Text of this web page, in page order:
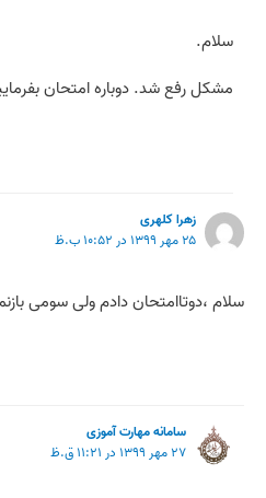
سلام.
مشکل رفع شد. دوباره امتحان
زهرا کلهری
۲۵ مهر ۱۳۹۹ در ۱۰:۵۲ ب.ظ
سلام ،دوتاامتحان دادم ولی سومی
سامانه مهارت آموزی
۲۷ مهر ۱۳۹۹ در ۱۱:۲۱ ق.ظ